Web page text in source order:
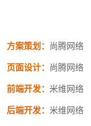
方案策划： 尚腾网络
页面设计： 尚腾网络
前端开发：米维网络
后端开发：米维网络